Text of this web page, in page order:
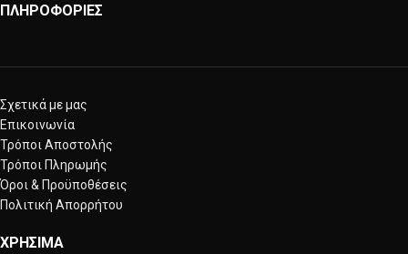
ΠΛΗΡΟΦΟΡΙΕΣ
Σχετικά με μας
Επικοινωνία
Τρόποι Αποστολής
Τρόποι Πληρωμής
Όροι & Προϋποθέσεις
Πολιτική Απορρήτου
ΧΡΗΣΙΜΑ